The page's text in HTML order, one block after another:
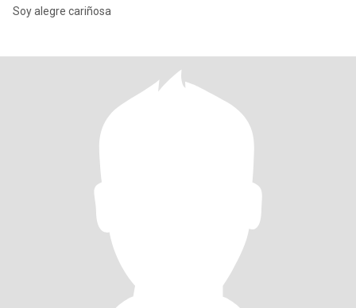
Soy alegre cariñosa